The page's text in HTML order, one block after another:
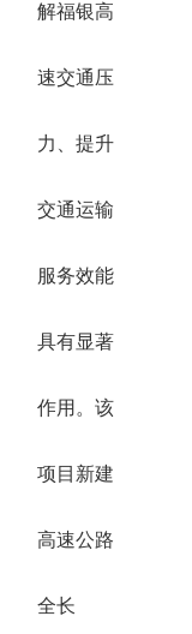
解福银高
速交通压
力、提升
交通运输
服务效能
具有显著
作用。该
项目新建
高速公路
全长